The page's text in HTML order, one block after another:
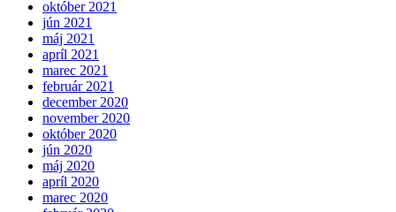
október 2021
jún 2021
máj 2021
apríl 2021
marec 2021
február 2021
december 2020
november 2020
október 2020
jún 2020
máj 2020
apríl 2020
marec 2020